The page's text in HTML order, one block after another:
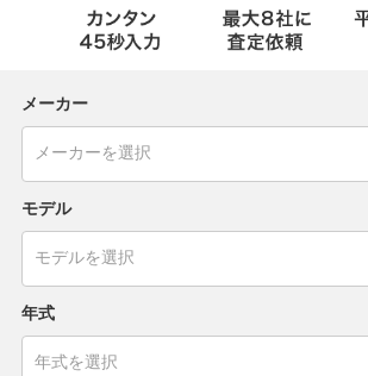
メーカー
モデル
年式